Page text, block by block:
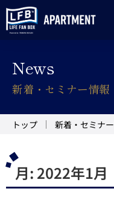
News
新着・セミナー情報
トップ 新着・セミナ
月: 2022年1月